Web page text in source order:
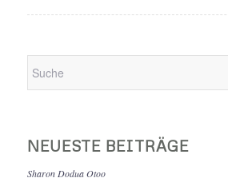
NEUESTE BEITRÄGE
Sharon Dodua Otoo